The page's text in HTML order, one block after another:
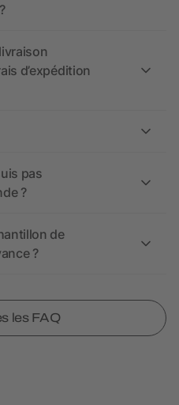
d’expédition
pas
?
de
?
les FAQ